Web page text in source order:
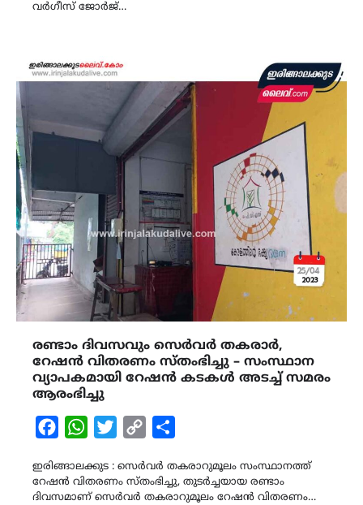
വര്‍ഗീസ് ജോര്‍ജ്…
രണ്ടാം ദിവസവും സെർവർ തകരാർ,
റേഷൻ വിതരണം സ്തംഭിച്ചു – സംസ്ഥാന
വ്യാപകമായി റേഷൻ കടകൾ അടച്ച് സമരം
ആരംഭിച്ചു
FacebookWhatsAppTwitterCopy
ഇരിങ്ങാലക്കുട : സെർവർ തകരാറുമൂലം സംസ്ഥാനത്ത്
റേഷൻ വിതരണം സ്തംഭിച്ചു, തുടർച്ചയായ രണ്ടാം
ദിവസമാണ് സെർവർ തകരാറുമൂലം റേഷൻ വിതരണം…